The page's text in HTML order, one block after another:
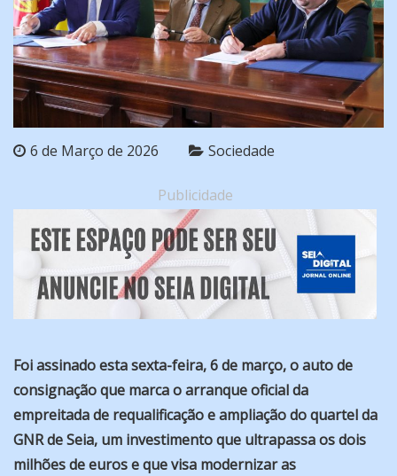
6 de Março de 2026 Sociedade
Publicidade
Foi assinado esta sexta-feira, 6 de março, o auto de
consignação que marca o arranque oficial da
empreitada de requalificação e ampliação do quartel da
GNR de Seia, um investimento que ultrapassa os dois
milhões de euros e que visa modernizar as